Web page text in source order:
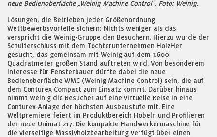
neue Bedienoberfläche „Weinig Machine Control". Foto: Weinig.
Lösungen, die Betrieben jeder Größenordnung
Wettbewerbsvorteile sichern: Nichts weniger als das
verspricht die Weinig-Gruppe den Besuchern. Hierzu wurde der
Schulterschluss mit dem Tochterunternehmen HolzHer
gesucht, das gemeinsam mit Weinig auf dem 1.600
Quadratmeter großen Stand auftreten wird. Von besonderem
Interesse für Fensterbauer dürfte dabei die neue
Bedienoberfläche WMC (Weinig Machine Control) sein, die auf
dem Conturex Compact zum Einsatz kommt. Darüber hinaus
nimmt Weinig die Besucher auf eine virtuelle Reise in eine
Conturex-Anlage der höchsten Ausbaustufe mit. Eine
Weltpremiere feiert im Produktbereich Hobeln und Profilieren
der neue Unimat 217. Die kompakte Handwerkermaschine für
die vierseitige Massivholzbearbeitung verfügt über einen